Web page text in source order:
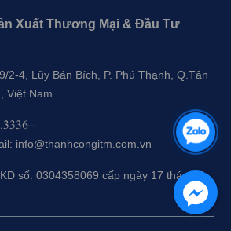
Xuất Thương Mại & Đầu Tư
2-4, Lũy Bán Bích, P. Phú Thạnh, Q.Tân
Việt Nam
info@thanhcongitm.com.vn
số: 0304358069 cấp ngày 17 tháng 5